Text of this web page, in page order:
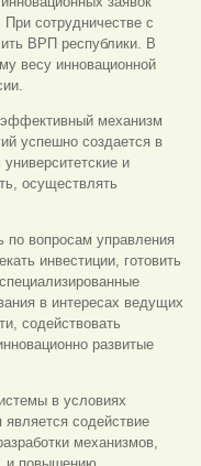
сотрудничестве с
ВРП республики. В
весу инновационной
эффективный механизм
успешно создается в
и
осуществлять
по вопросам управления
инвестиции, готовить
в интересах ведущих
содействовать
развитые
в условиях
содействие
механизмов,